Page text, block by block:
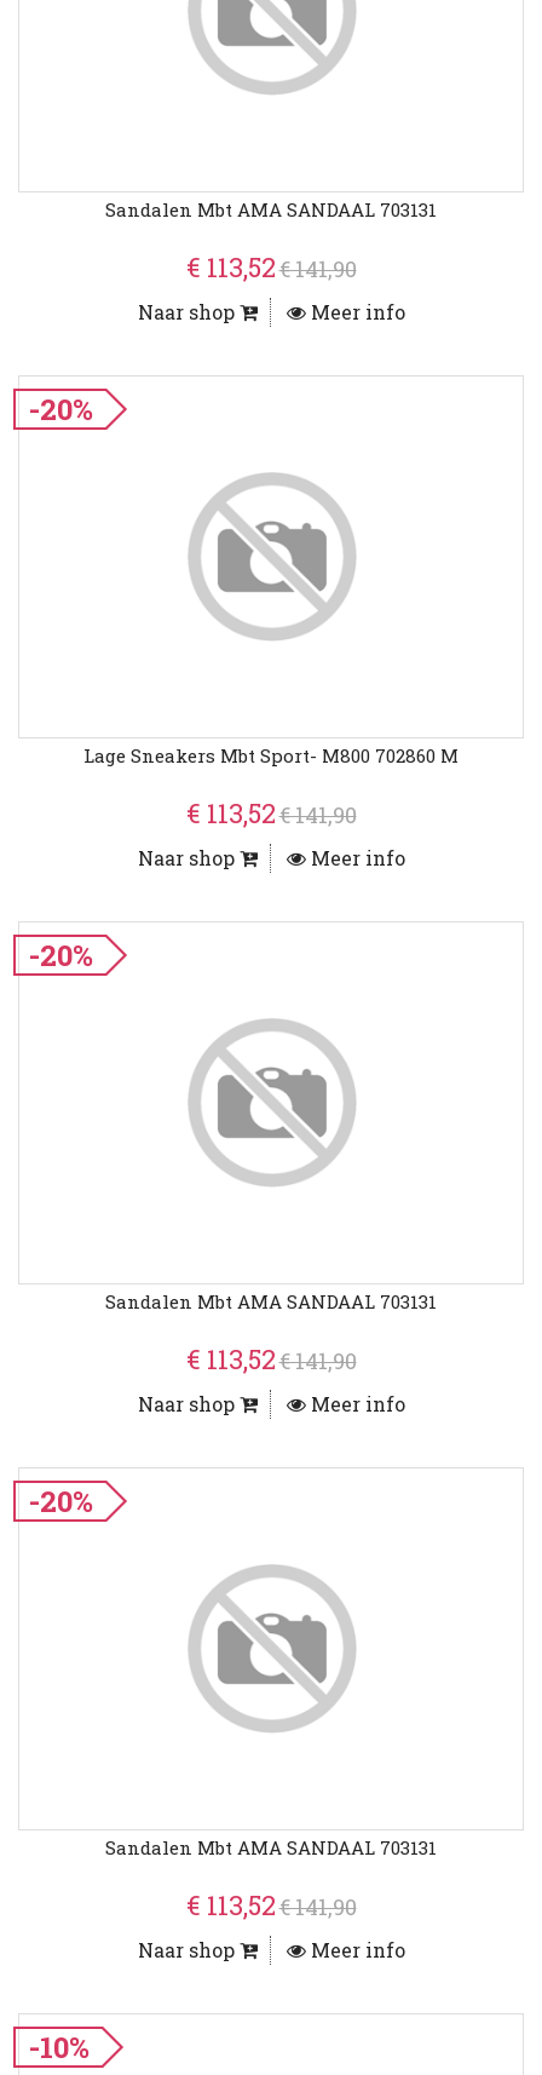
Sandalen Mbt AMA SANDAAL 703131
€ 113,52€ 141,90
Naar shop Meer info
-20%
Lage Sneakers Mbt Sport- M800 702860 M
€ 113,52€ 141,90
Naar shop Meer info
-20%
Sandalen Mbt AMA SANDAAL 703131
€ 113,52€ 141,90
Naar shop Meer info
-20%
Sandalen Mbt AMA SANDAAL 703131
€ 113,52€ 141,90
Naar shop Meer info
-10%